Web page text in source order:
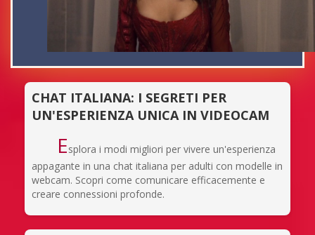
CHAT ITALIANA: I SEGRETI PER
UN'ESPERIENZA UNICA IN VIDEOCAM
Esplora i modi migliori per vivere un'esperienza
appagante in una chat italiana per adulti con modelle in
webcam. Scopri come comunicare efficacemente e
creare connessioni profonde.